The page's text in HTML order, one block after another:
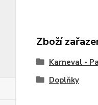
Zboží
Karneval -
Doplňky